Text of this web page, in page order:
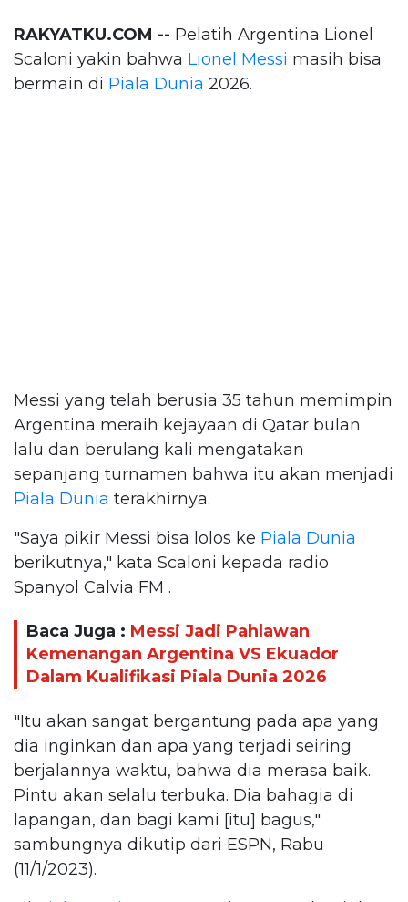
RAKYATKU.COM -- Pelatih Argentina Lionel
Scaloni yakin bahwa Lionel Messi masih bisa
bermain di Piala Dunia 2026.
Messi yang telah berusia 35 tahun memimpin
Argentina meraih kejayaan di Qatar bulan
lalu dan berulang kali mengatakan
sepanjang turnamen bahwa itu akan menjadi
Piala Dunia terakhirnya.
"Saya pikir Messi bisa lolos ke Piala Dunia
berikutnya," kata Scaloni kepada radio
Spanyol Calvia FM .
Baca Juga : Messi Jadi Pahlawan
Kemenangan Argentina VS Ekuador
Dalam Kualifikasi Piala Dunia 2026
"Itu akan sangat bergantung pada apa yang
dia inginkan dan apa yang terjadi seiring
berjalannya waktu, bahwa dia merasa baik.
Pintu akan selalu terbuka. Dia bahagia di
lapangan, dan bagi kami [itu] bagus,"
sambungnya dikutip dari ESPN, Rabu
(11/1/2023).